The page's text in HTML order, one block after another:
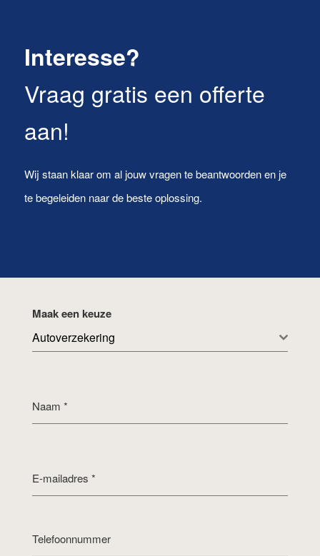
Interesse?
Vraag gratis een offerte
aan!
Wij staan klaar om al jouw vragen te beantwoorden en je
te begeleiden naar de beste oplossing.
Maak een keuze
Autoverzekering
Naam *
E-mailadres *
Telefoonnummer